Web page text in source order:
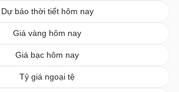
Dự báo thời tiết hôm nay
Giá vàng hôm nay
Giá bạc hôm nay
Tỷ giá ngoại tệ